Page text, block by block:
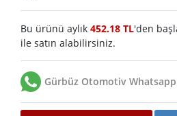
Bu ürünü aylık 452.18 TL'den
ile satın alabilirsiniz.
Gürbüz Otomotiv